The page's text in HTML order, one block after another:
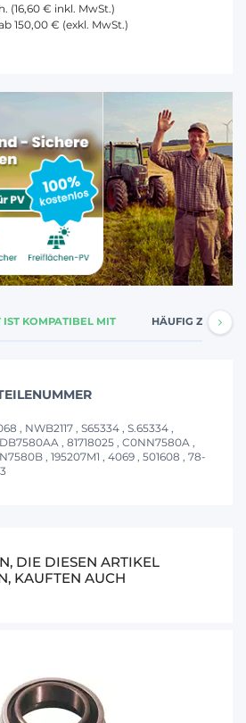
(16,60 € inkl. MwSt.)
150,00 € (exkl. MwSt.)
IST KOMPATIBEL MIT HÄUFIG
, NWB2117 , S65334 , S.65334 ,
, 81718025 , C0NN7580A ,
, 195207M1 , 4069 , 501608 , 78-
DIE DIESEN ARTIKEL
KAUFTEN AUCH